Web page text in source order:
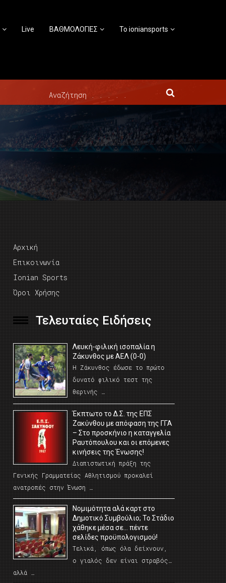
Live ΒΑΘΜΟΛΟΓΙΕΣ Το ioniansports
Αρχική
Επικοινωνία
Ionian Sports
Όροι Χρήσης
Τελευταίες Ειδήσεις
Λευκή-φιλική ισοπαλία η
Ζάκυνθος με ΑΕΛ (0-0)
Η Ζάκυνθος έδωσε το πρώτο
δυνατό φιλικό τεστ της
θερινής …
Έκπτωτο το Δ.Σ. της ΕΠΣ
Ζακύνθου με απόφαση της ΓΓΑ
– Στο προσκήνιο η καταγγελία
Ραυτόπουλου και οι επόμενες
κινήσεις της Ένωσης!
Διαπιστωτική πράξη της
Γενικής Γραμματείας Αθλητισμού προκαλεί
ανατροπές στην Ένωση …
Νομιμότητα αλά καρτ στο
Δημοτικό Συμβούλιο; Το Στάδιο
χάθηκε μέσα σε… πέντε
σελίδες προϋπολογισμού!
Τελικά, όπως όλα δείχνουν,
ο γιαλός δεν είναι στραβός…
αλλά …